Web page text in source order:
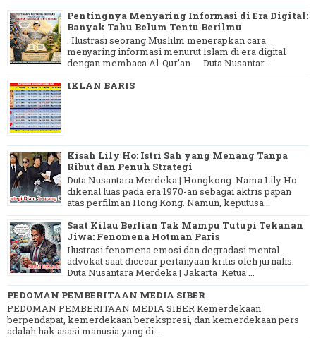
Pentingnya Menyaring Informasi di Era Digital:
Banyak Tahu Belum Tentu Berilmu
. Ilustrasi seorang Muslilm menerapkan cara
menyaring informasi menurut Islam di era digital
dengan membaca Al-Qur'an. Duta Nusantar...
IKLAN BARIS
Kisah Lily Ho: Istri Sah yang Menang Tanpa
Ribut dan Penuh Strategi
Duta Nusantara Merdeka | Hongkong Nama Lily Ho
dikenal luas pada era 1970-an sebagai aktris papan
atas perfilman Hong Kong. Namun, keputusa...
Saat Kilau Berlian Tak Mampu Tutupi Tekanan
Jiwa: Fenomena Hotman Paris
Ilustrasi fenomena emosi dan degradasi mental
advokat saat dicecar pertanyaan kritis oleh jurnalis.
Duta Nusantara Merdeka | Jakarta Ketua ...
PEDOMAN PEMBERITAAN MEDIA SIBER
PEDOMAN PEMBERITAAN MEDIA SIBER Kemerdekaan
berpendapat, kemerdekaan berekspresi, dan kemerdekaan pers
adalah hak asasi manusia yang di...